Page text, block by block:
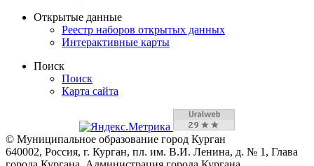
Открытые данные
Реестр наборов открытых данных
Интерактивные карты
Поиск
Поиск
Карта сайта
© Муниципальное образование город Курган
640002, Россия, г. Курган, пл. им. В.И. Ленина, д. № 1, Глава